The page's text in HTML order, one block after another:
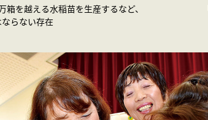
を越える水稲苗を生産するなど、
らない存在